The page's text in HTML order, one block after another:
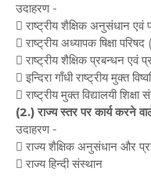
उदाहरण -
 राष्ट्रीय शैक्षिक अनुसंधान एवं
 राष्ट्रीय अध्यापक षिक्षा
 राष्ट्रीय शैक्षिक प्रबन्धन एवं
 इन्दिरा गाँधी राष्ट्रीय मुक्त
 राष्ट्रीय मुक्त विद्यालयी
(2.) राज्य स्तर पर कार्य करने
उदाहरण -
 राज्य शैक्षिक अनुसंधान और
 राज्य हिन्दी संस्थान